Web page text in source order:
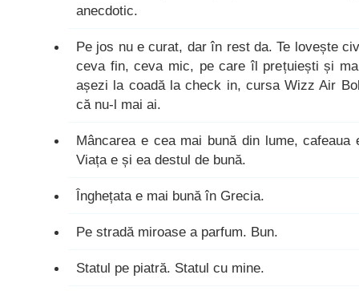
anecdotic.
Pe jos nu e curat, dar în rest da. Te lovește
ceva fin, ceva mic, pe care îl prețuiești și
așezi la coadă la check in, cursa Wizz Air
că nu-l mai ai.
Mâncarea e cea mai bună din lume,
Viața e și ea destul de bună.
Înghețata e mai bună în Grecia.
Pe stradă miroase a parfum. Bun.
Statul pe piatră. Statul cu mine.